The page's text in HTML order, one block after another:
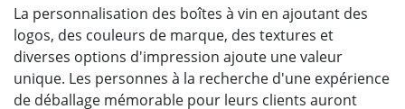
La personnalisation des boîtes à vin en ajoutant des
logos, des couleurs de marque, des textures et
diverses options d'impression ajoute une valeur
unique. Les personnes à la recherche d'une expérience
de déballage mémorable pour leurs clients auront